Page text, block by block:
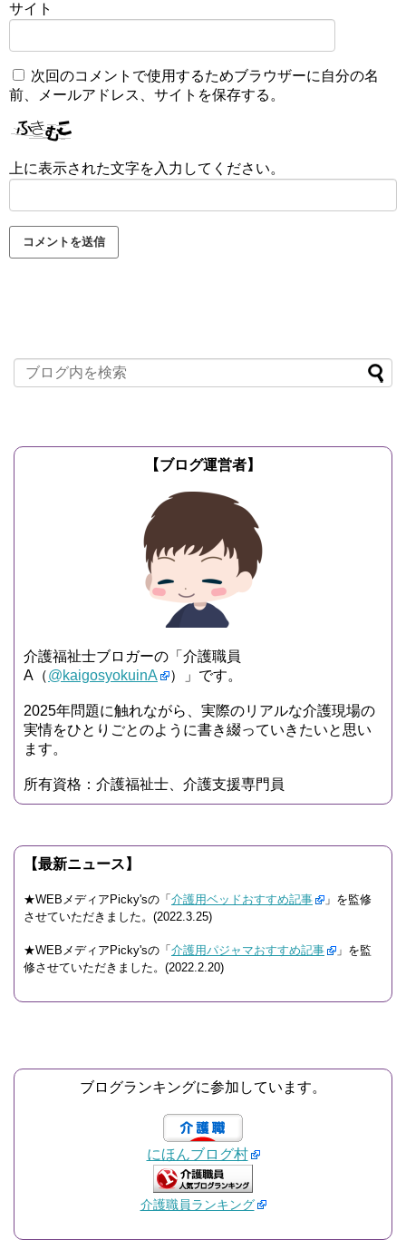
サイト
次回のコメントで使用するためブラウザーに自分の名
前、メールアドレス、サイトを保存する。
上に表示された文字を入力してください。
【ブログ運営者】
介護福祉士ブロガーの「介護職員
A（@kaigosyokuinA ）」です。
2025年問題に触れながら、実際のリアルな介護現場の
実情をひとりごとのように書き綴っていきたいと思い
ます。
所有資格：介護福祉士、介護支援専門員
【最新ニュース】
★WEBメディアPicky'sの「 介護用ベッドおすすめ記事
」を監修
させていただきました。(2022.3.25)
★WEBメディアPicky'sの「 介護用パジャマおすすめ記事
」を監
修させていただきました。(2022.2.20)
ブログランキングに参加しています。
にほんブログ村
介護職員ランキング